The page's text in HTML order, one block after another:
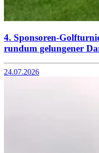
4. Sponsoren-
rundum gelungener
24.07.2026